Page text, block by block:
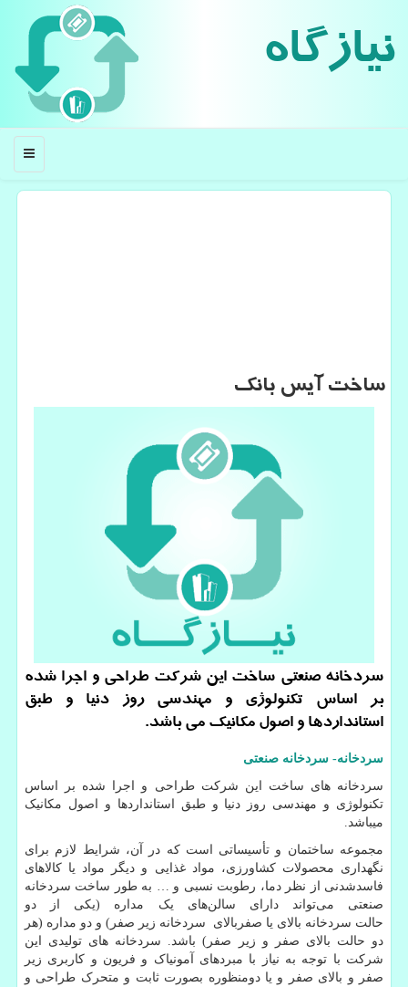
نیازگاه
منو
ساخت آیس بانك
سردخانه صنعتی ساخت این شركت طراحی و اجرا شده
بر اساس تكنولوژی و مهندسی روز دنیا و طبق
استانداردها و اصول مكانیك می باشد.
سردخانه- سردخانه صنعتی
سردخانه های ساخت این شرکت طراحی و اجرا شده بر اساس
تکنولوژی و مهندسی روز دنیا و طبق استانداردها و اصول مکانیک
میباشد.
مجموعه ساختمان و تأسیساتی است که در آن، شرایط لازم برای
نگهداری محصولات کشاورزی، مواد غذایی و دیگر مواد یا کالاهای
فاسدشدنی از نظر دما، رطوبت نسبی و … به طور
ساخت سردخانه
صنعتی
می‌تواند دارای سالن‌های یک مداره (یکی از دو
حالت سردخانه بالای یا صفربالای سردخانه زیر صفر ) و دو مداره (هر
دو حالت بالای صفر و زیر صفر) باشد. سردخانه های تولیدی این
شرکت با توجه به نیاز با مبردهای آمونیاک و فریون و کاربری زیر
صفر و بالای صفر و یا دومنظوره بصورت ثابت و متحرک طراحی و